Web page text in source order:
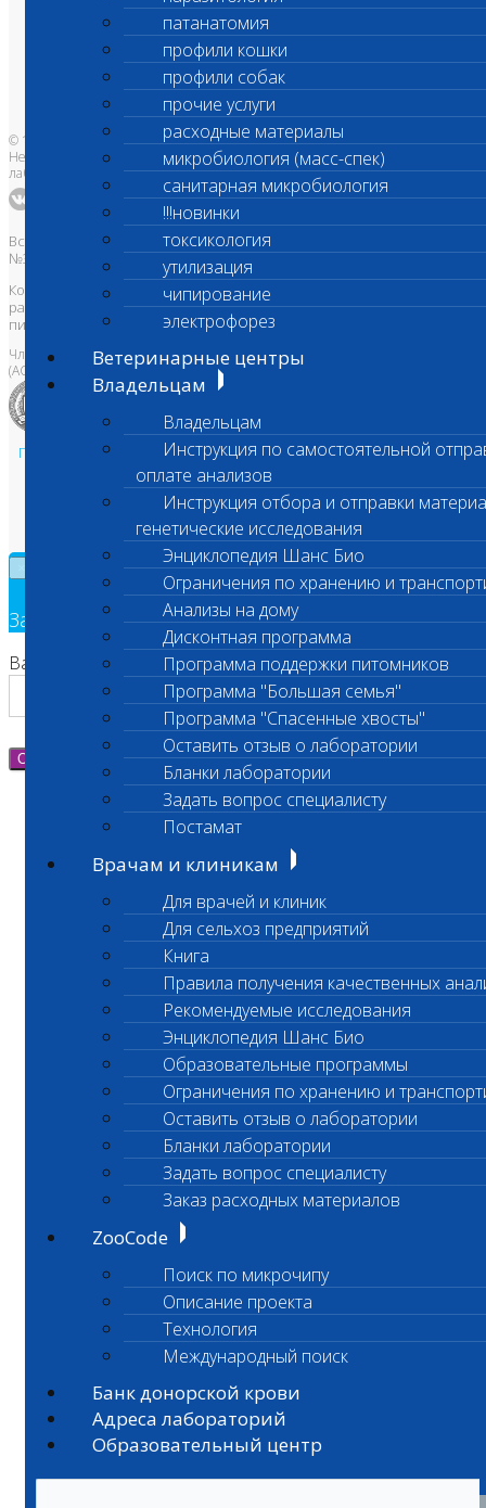
патанатомия
профили кошки
профили собак
прочие услуги
расходные материалы
микробиология (масс-спек)
санитарная микробиология
!!!новинки
токсикология
утилизация
чипирование
электрофорез
Ветеринарные центры
Владельцам
Владельцам
Инструкция по самостоятельной
оплате анализов
Инструкция отбора и отправки
генетические исследования
Энциклопедия Шанс Био
Ограничения по хранению и
Анализы на дому
Дисконтная программа
Программа поддержки питомников
Программа "Большая семья"
Программа "Спасенные хвосты"
Оставить отзыв о лаборатории
Бланки лаборатории
Задать вопрос специалисту
Постамат
Врачам и клиникам
Для врачей и клиник
Для сельхоз предприятий
Книга
Правила получения качественных
Рекомендуемые исследования
Энциклопедия Шанс Био
Образовательные программы
Ограничения по хранению и
Оставить отзыв о лаборатории
Бланки лаборатории
Задать вопрос специалисту
Заказ расходных материалов
ZooCode
Поиск по микрочипу
Описание проекта
Технология
Международный поиск
Банк донорской крови
Адреса лабораторий
Образовательный центр
Ветеринарные центры
Владельцам
Врачам и клиникам
Бланки лаборатории
Банк донорской крови
Адреса лабораторий
© 1996-2026
Независимая ветеринарная
лаборатория Шанс Био
Все права защищены и охраняются законом. Товарный знак
№395740 от 2008 г. ООО "ШАНС БИО"
Копирование, тиражирование, а также использование материалов,
размещенных на сайтеwww.vetlab.ruвозможно только с
письменного разрешения Правообладателя
Член Национальной ветеринарной палаты
(АСРО НВП)
Политика в области персональных данных и конфиденциальности
Пользовательское соглашение
Техническая поддержка
Заявка на обратный звонок
Ваш номер телефона
Отправить